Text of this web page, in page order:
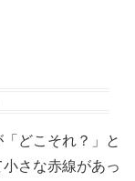
どこそれ？」と
さな赤線があっ